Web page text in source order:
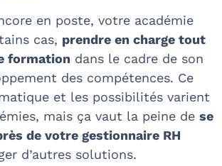
en poste, votre académie
cas, prendre en charge tout
formation dans le cadre de son
des compétences. Ce
et les possibilités varient
mais ça vaut la peine de se
de votre gestionnaire RH
d’autres solutions.